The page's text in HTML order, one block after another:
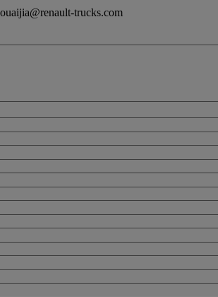
trucks.com
D Cab 2.1